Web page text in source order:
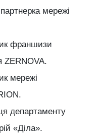
мережі
франшизи
ZERNOVA.
мережі
департаменту
«Діла».